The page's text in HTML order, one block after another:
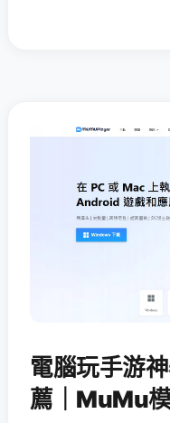
電腦玩手游
薦｜MuMu